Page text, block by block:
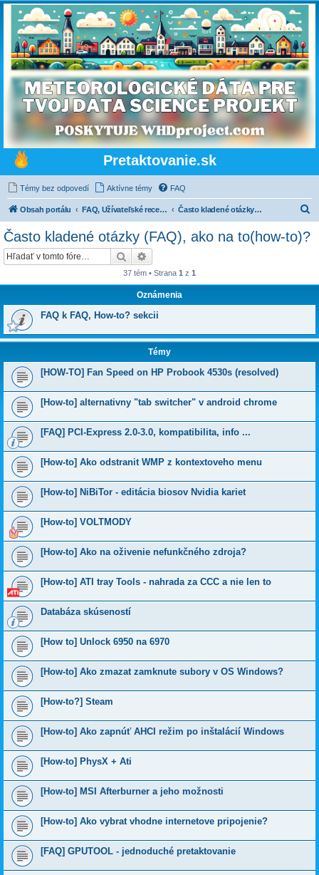
Pretaktovanie.sk
Témy bez odpovedí Aktívne témy FAQ
Obsah portálu FAQ, Užívateľské recenzie, Blogy Často kladené otázky (FAQ), ako na to(how-to)?
Často kladené otázky (FAQ), ako na to(how-to)?
Hľadať
37 tém • Strana 1 z 1
Oznámenia
FAQ k FAQ, How-to? sekcii
Témy
[HOW-TO] Fan Speed on HP Probook 4530s (resolved)
[How-to] alternativny "tab switcher" v android chrome
[FAQ] PCI-Express 2.0-3.0, kompatibilita, info ...
[How-to] Ako odstranit WMP z kontextoveho menu
[How-to] NiBiTor - editácia biosov Nvidia kariet
[How-to] VOLTMODY
[How-to] Ako na oživenie nefunkčného zdroja?
[How-to] ATI tray Tools - nahrada za CCC a nie len to
Databáza skúseností
[How to] Unlock 6950 na 6970
[How-to] Ako zmazat zamknute subory v OS Windows?
[How-to?] Steam
[How-to] Ako zapnúť AHCI režim po inštalácií Windows
[How-to] PhysX + Ati
[How-to] MSI Afterburner a jeho možnosti
[How-to] Ako vybrat vhodne internetove pripojenie?
[FAQ] GPUTOOL - jednoduché pretaktovanie